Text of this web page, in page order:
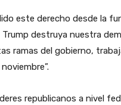
este derecho desde la
destruya nuestra
ramas del gobierno,
republicanos a nivel